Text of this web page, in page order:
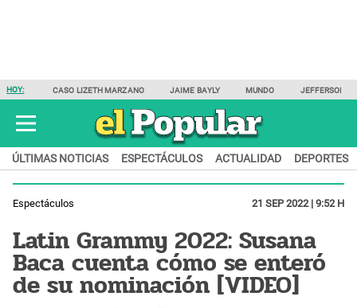
HOY: CASO LIZETH MARZANO JAIME BAYLY MUNDO JEFFERSON
ÚLTIMAS NOTICIAS ESPECTÁCULOS ACTUALIDAD DEPORTES
Espectáculos 21 SEP 2022 | 9:52 H
Latin Grammy 2022: Susana
Baca cuenta cómo se enteró
de su nominación [VIDEO]